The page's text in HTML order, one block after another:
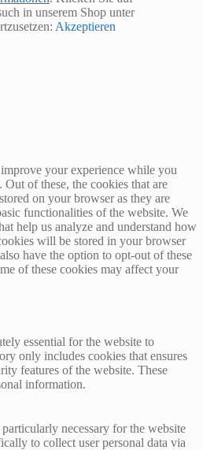
in unserem Shop unter
Akzeptieren
your experience while you
of these, the cookies that are
on your browser as they are
functionalities of the website. We
help us analyze and understand how
will be stored in your browser
have the option to opt-out of these
of these cookies may affect your
essential for the website to
only includes cookies that ensures
features of the website. These
information.
necessary for the website
to collect user personal data via